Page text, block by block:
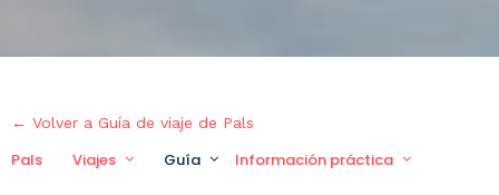
← Volver a Guía de viaje de Pals
Pals Viajes Guía Información práctica